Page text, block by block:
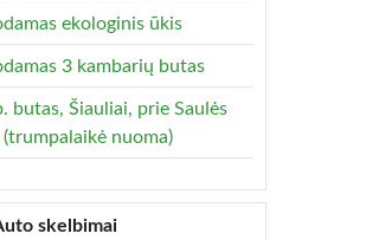
ekologinis ūkis
3 kambarių butas
butas, Šiauliai, prie Saulės
nuoma)
skelbimai